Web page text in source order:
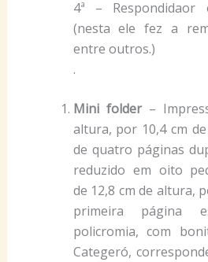
4ª – Respondidaor
(nesta ele fez a
entre outros.)
.
Mini folder–
altura, por 10,4 cm
de quatro páginas
reduzido em oito
de 12,8 cm de altura,
primeira página
policromia, com
Categeró,